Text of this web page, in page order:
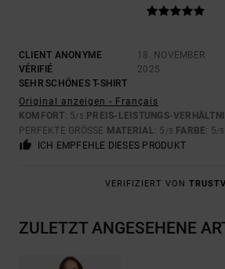
CLIENT ANONYME
VÉRIFIÉ
18. NOVEMBER
2025
SEHR SCHÖNES T-SHIRT
Original anzeigen - Français
KOMFORT: 5/5 PREIS-LEISTUNGS-
PERFEKTE GRÖSSE MATERIAL: 5 /5 FARBE: 5/5
ICH EMPFEHLE DIESES PRODUKT
VERIFIZIERT VON
ZULETZT ANGESEHENE